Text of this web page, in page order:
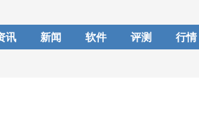
讯 新闻 软件 评测 行情